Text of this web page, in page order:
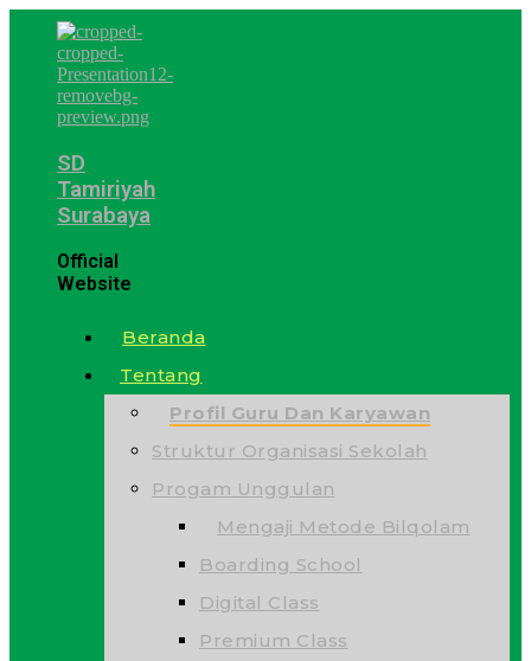
SD
Tamiriyah
Surabaya
Official
Website
Beranda
Tentang
Profil Guru Dan Karyawan
Struktur Organisasi Sekolah
Progam Unggulan
Mengaji Metode Bilqolam
Boarding School
Digital Class
Premium Class